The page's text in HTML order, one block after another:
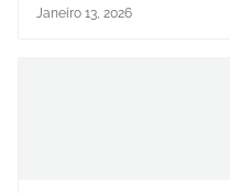
Janeiro 13, 2026